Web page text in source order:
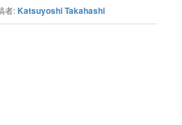
者: Katsuyoshi Takahashi